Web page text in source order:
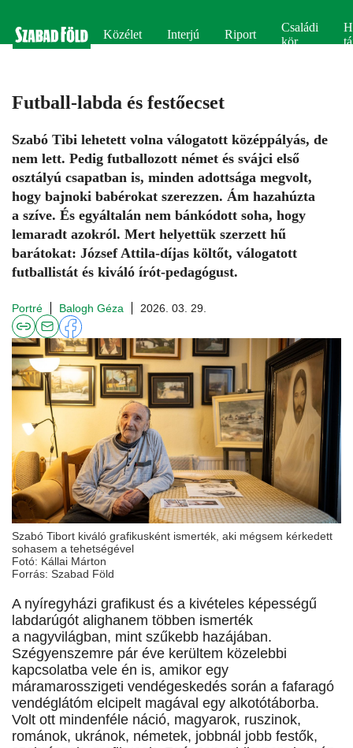
Közélet Interjú Riport
Családi
kör
Futball-labda és festőecset
Szabó Tibi lehetett volna válogatott középpályás, de
nem lett. Pedig futballozott német és svájci első
osztályú csapatban is, minden adottsága megvolt,
hogy bajnoki babérokat szerezzen. Ám hazahúzta
a szíve. És egyáltalán nem bánkódott soha, hogy
lemaradt azokról. Mert helyettük szerzett hű
barátokat: József Attila-díjas költőt, válogatott
futballistát és kiváló írót-pedagógust.
Portré Balogh Géza 2026. 03. 29.
Szabó Tibort kiváló grafikusként ismerték, aki mégsem kérkedett
sohasem a tehetségével
Fotó: Kállai Márton
Forrás: Szabad Föld
A nyíregyházi grafikust és a kivételes képességű
labdarúgót alighanem többen ismerték
a nagyvilágban, mint szűkebb hazájában.
Szégyenszemre pár éve kerültem közelebbi
kapcsolatba vele én is, amikor egy
máramarosszigeti vendégeskedés során a fafaragó
vendéglátóm elcipelt magával egy alkotótáborba.
Volt ott mindenféle náció, magyarok, ruszinok,
románok, ukránok, németek, jobbnál jobb festők,